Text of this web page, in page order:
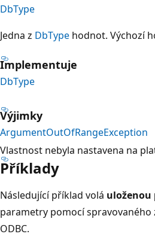
DbType
Jedna z DbType hodnot. Výchozí
Implementuje
DbType
Výjimky
ArgumentOutOfRangeException
Vlastnost nebyla nastavena na
Příklady
Následující příklad volá uloženou
parametry pomocí
ODBC.